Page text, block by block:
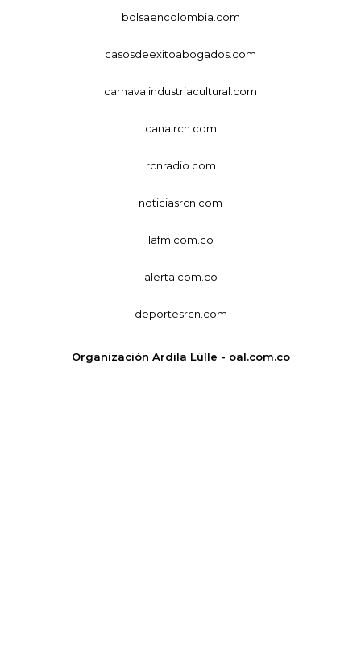
bolsaencolombia.com
casosdeexitoabogados.com
carnavalindustriacultural.com
canalrcn.com
rcnradio.com
noticiasrcn.com
lafm.com.co
alerta.com.co
deportesrcn.com
Organización Ardila Lülle - oal.com.co